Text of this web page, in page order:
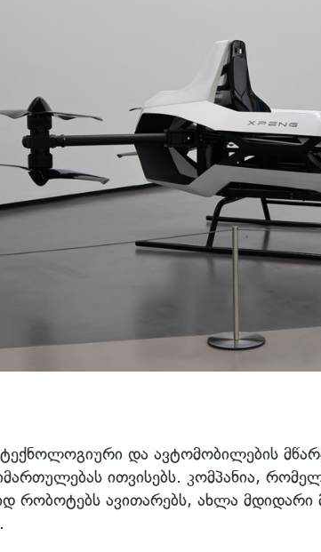
და ავტომობილების
ითვისებს. კომპანია,
რობოტებს ავითარებს, ახლა მდიდარი